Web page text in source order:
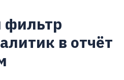
фильтр
в отчёт